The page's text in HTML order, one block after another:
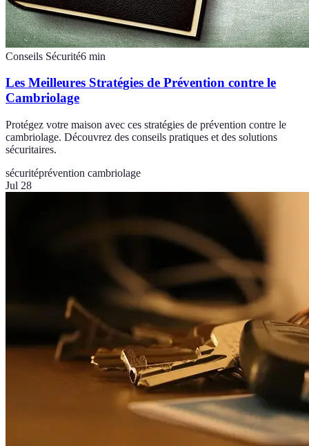
Conseils Sécurité6 min
Les Meilleures Stratégies de Prévention contre le
Cambriolage
Protégez votre maison avec ces stratégies de prévention contre le
cambriolage. Découvrez des conseils pratiques et des solutions
sécuritaires.
sécuritéprévention cambriolage
Jul 28